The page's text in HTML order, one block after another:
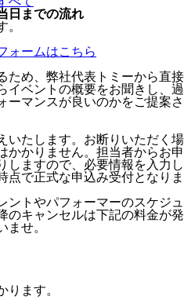
日までの流れ
。
ォームはこちら
ため、弊社代表トミーから直接
イベントの概要をお聞きし、過
ーマンスが良いのかをご提案さ
いたします。お断りいただく場
かかりません。担当者からお申
しますので、必要情報を入力し
点で正式な申込み受付となりま
ントやパフォーマーのスケジュ
のキャンセルは下記の料金が発
ませ。
ります。